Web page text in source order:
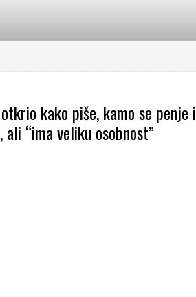
kako piše, kamo se penje i
“ima veliku osobnost”